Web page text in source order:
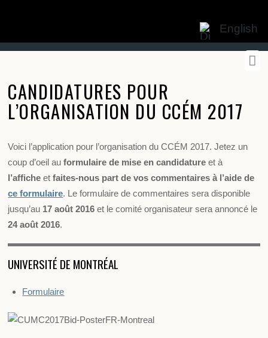
English
CANDIDATURES POUR
L’ORGANISATION DU CCÉM 2017
Voici l’application pour l’organisation du CCÉM 2017. Jetez un
coup d’oeil auformulaire de mise en candidature et à
l’affiche etfaites-nous part de vos commentaires à l’aide de
ce formulaire. Le formulaire de commentaires sera disponible
jusqu’au 17 août 2016 et le comité organisateur sera annoncé le
24 août 2016.
UNIVERSITÉ DE MONTRÉAL
Formulaire